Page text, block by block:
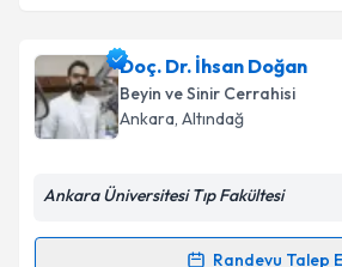
Prof. Dr. Semih Keskiliçin
oluşturun. Size bu uzmandan
takvim hazırlandığında e-posta ile
Doç. Dr. İhsan Doğan
Beyin ve Sinir Cerrahisi
Ankara, Altındağ
Ankara Üniversitesi Tıp Fakültesi
Randevu Talep